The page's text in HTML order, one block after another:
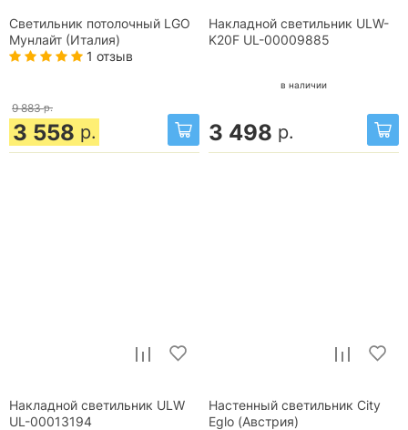
Светильник потолочный LGO
Мунлайт (Италия)
1 отзыв
9 883 р.
3 558 р.
Накладной светильник ULW-
K20F UL-00009885
в наличии
3 498 р.
Накладной светильник ULW
UL-00013194
Настенный светильник City
Eglo (Австрия)